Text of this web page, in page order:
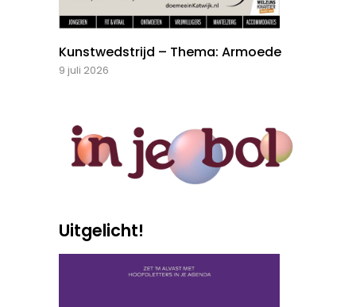
Kunstwedstrijd – Thema: Armoede
9 juli 2026
Uitgelicht!